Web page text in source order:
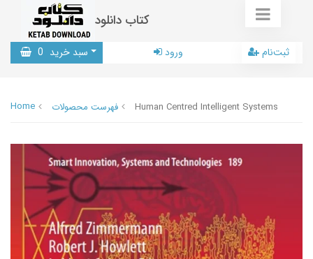
کتاب دانلود
سبد خرید 0 ورود ثبت‌نام
Home فهرست محصولات Human Centred Intelligent Systems